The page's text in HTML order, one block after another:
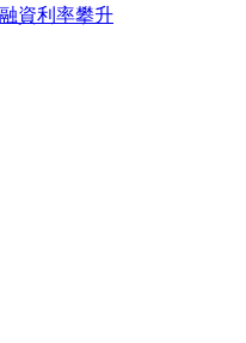
資利率攀升